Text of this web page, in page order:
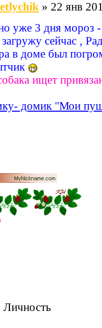
» 22 янв
уже 3 дня мороз
сейчас ,
в доме был
ищет
домик "Мои
Личность